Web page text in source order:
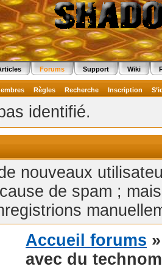
Forums Support Wiki
Règles Recherche Inscription
identifié.
nouveaux
de spam ;
Accueil forums
avec du